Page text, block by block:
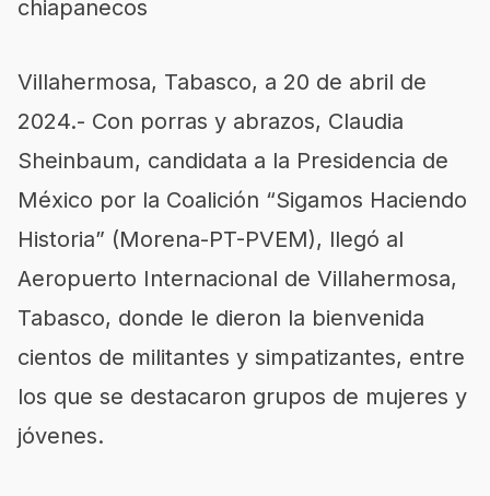
chiapanecos
Villahermosa, Tabasco, a 20 de abril de
2024.- Con porras y abrazos, Claudia
Sheinbaum, candidata a la Presidencia de
México por la Coalición “Sigamos Haciendo
Historia” (Morena-PT-PVEM), llegó al
Aeropuerto Internacional de Villahermosa,
Tabasco, donde le dieron la bienvenida
cientos de militantes y simpatizantes, entre
los que se destacaron grupos de mujeres y
jóvenes.